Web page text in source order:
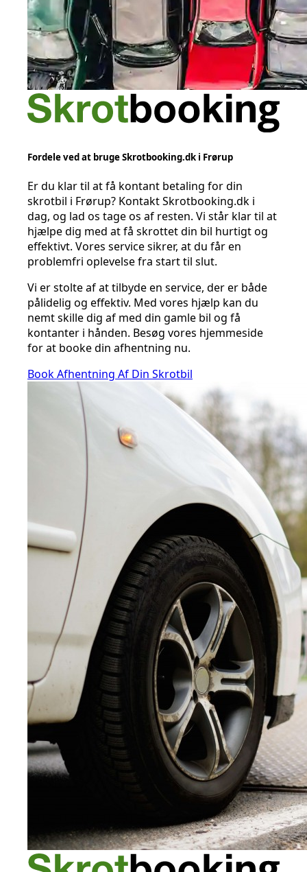
Fordele ved at bruge Skrotbooking.dk i Frørup
Er du klar til at få kontant betaling for din
skrotbil i Frørup? Kontakt Skrotbooking.dk i
dag, og lad os tage os af resten. Vi står klar til at
hjælpe dig med at få skrottet din bil hurtigt og
effektivt. Vores service sikrer, at du får en
problemfri oplevelse fra start til slut.
Vi er stolte af at tilbyde en service, der er både
pålidelig og effektiv. Med vores hjælp kan du
nemt skille dig af med din gamle bil og få
kontanter i hånden. Besøg vores hjemmeside
for at booke din afhentning nu.
Book Afhentning Af Din Skrotbil